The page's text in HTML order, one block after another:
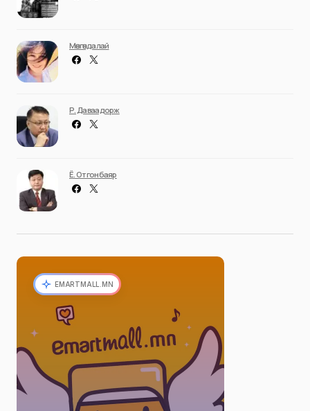
Мөнгөндалай
Р. Даваадорж
Ё. Отгонбаяр
EMARTMALL.MN